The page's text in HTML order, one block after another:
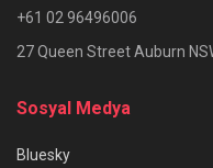
+61 02 96496006
27 Queen Street Auburn
Sosyal Medya
Bluesky